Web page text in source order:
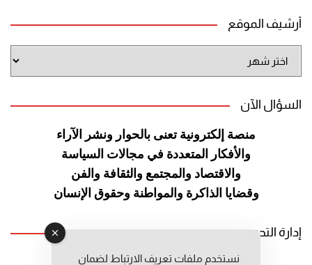
أرشيف الموقع
الموقع
السؤال الآن
منصة إلكترونية تعنى بالحوار ونشر الآراء
والأفكار المتعددة في مجالات السياسة
والاقتصاد والمجتمع والثقافة والفن
وقضايا الذاكرة والمواطنة وحقوق الإنسان
إدارة التحرير
نستخدم ملفات تعريف الارتباط لضمان